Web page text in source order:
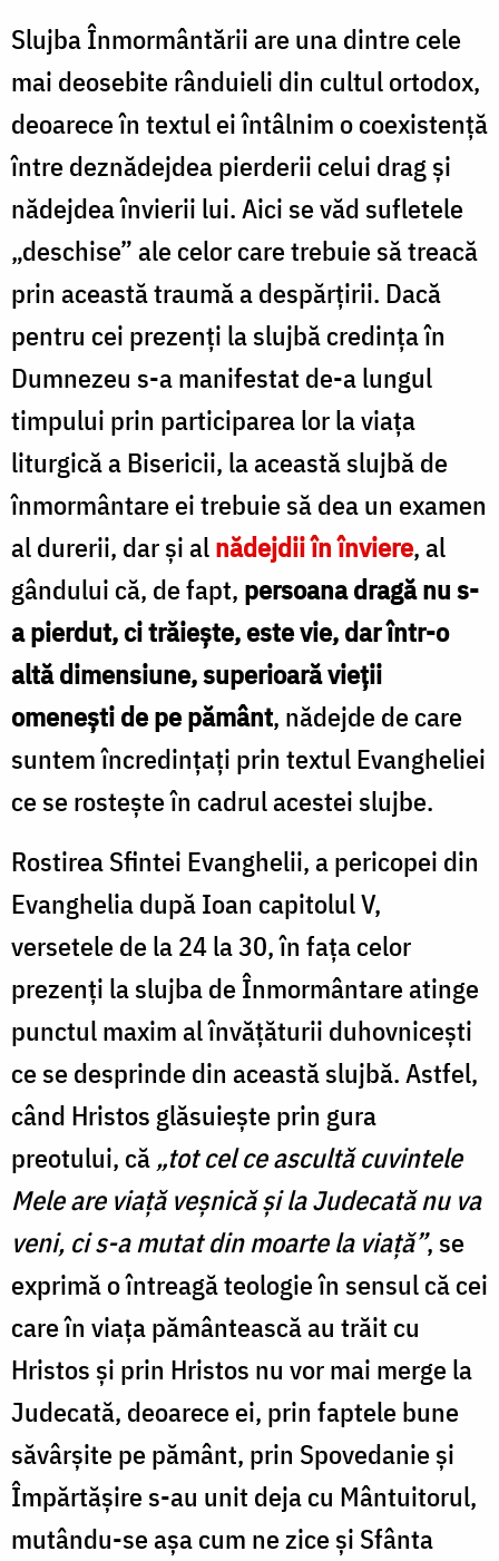
Slujba Înmormântării are una dintre cele
mai deosebite rânduieli din cultul ortodox,
deoarece în textul ei întâlnim o coexistență
între deznădejdea pierderii celui drag și
nădejdea învierii lui. Aici se văd sufletele
„deschise” ale celor care trebuie să treacă
prin această traumă a despărțirii. Dacă
pentru cei prezenți la slujbă credința în
Dumnezeu s-a manifestat de-a lungul
timpului prin participarea lor la viața
liturgică a Bisericii, la această slujbă de
înmormântare ei trebuie să dea un examen
al durerii, dar și alnădejdii în înviere, al
gândului că, de fapt, persoana dragă nu s-
a pierdut, ci trăiește, este vie, dar într-o
altă dimensiune, superioară vieții
omenești de pe pământ, nădejde de care
suntem încredințați prin textul Evangheliei
ce se rostește în cadrul acestei slujbe.
Rostirea Sfintei Evanghelii, a pericopei din
Evanghelia după Ioan capitolul V,
versetele de la 24 la 30, în fața celor
prezenți la slujba de Înmormântare atinge
punctul maxim al învățăturii duhovnicești
ce se desprinde din această slujbă. Astfel,
când Hristos glăsuiește prin gura
preotului, că „tot cel ce ascultă cuvintele
Mele are viață veșnică și la Judecată nu va
veni, ci s-a mutat din moarte la viață”, se
exprimă o întreagă teologie în sensul că cei
care în viața pământească au trăit cu
Hristos și prin Hristos nu vor mai merge la
Judecată, deoarece ei, prin faptele bune
săvârșite pe pământ, prin Spovedanie și
Împărtășire s-au unit deja cu Mântuitorul,
mutându-se așa cum ne zice și Sfânta